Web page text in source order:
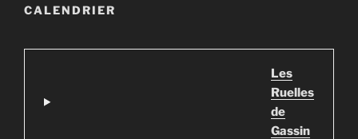
CALENDRIER
Les
Ruelles
de
Gassin